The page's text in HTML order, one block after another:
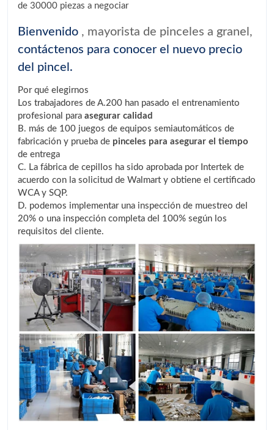
de 30000 piezas a negociar
Bienvenido , mayorista de pinceles a granel,
contáctenos para conocer el nuevo precio
del pincel.
Por qué elegirnos
Los trabajadores de A.200 han pasado el entrenamiento
profesional para asegurar calidad
B. más de 100 juegos de equipos semiautomáticos de
fabricación y prueba de pinceles para asegurar el tiempo
de entrega
C. La fábrica de cepillos ha sido aprobada por Intertek de
acuerdo con la solicitud de Walmart y obtiene el certificado
WCA y SQP.
D. podemos implementar una inspección de muestreo del
20% o una inspección completa del 100% según los
requisitos del cliente.